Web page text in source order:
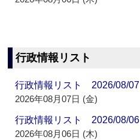
行政情報リスト
行政情報リスト 2026/08/07
2026年08月07日 (金)
行政情報リスト 2026/08/06
2026年08月06日 (木)